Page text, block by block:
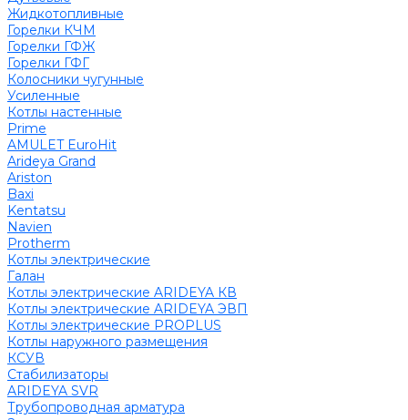
Жидкотопливные
Горелки КЧМ
Горелки ГФЖ
Горелки ГФГ
Колосники чугунные
Усиленные
Котлы настенные
Prime
AMULET EuroHit
Arideya Grand
Ariston
Baxi
Kentatsu
Navien
Protherm
Котлы электрические
Галан
Котлы электрические ARIDEYA КВ
Котлы электрические ARIDEYA ЭВП
Котлы электрические PROPLUS
Котлы наружного размещения
КСУВ
Стабилизаторы
ARIDEYA SVR
Трубопроводная арматура